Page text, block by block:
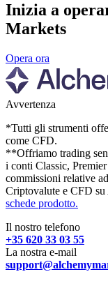
Inizia a
Markets
Opera ora
Avvertenza
*Tutti gli strumenti
come CFD.
**Offriamo trading
i conti Classic,
commissioni relative
Criptovalute e CFD
schede prodotto.
Il nostro telefono
+35 620 33 03 55
La nostra e-mail